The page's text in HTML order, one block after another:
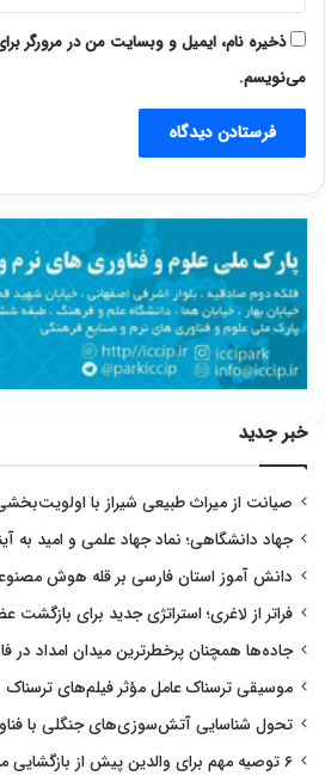
ذخیره نام، ایمیل و وبسایت من در مرورگر
می‌نویسم.
خبر جدید
صیانت از میراث طبیعی شیراز با
جهاد دانشگاهی؛ نماد جهاد علمی و امید به
دانش آموز استان فارسی بر قله هوش
فراتر از لاغری؛ استراتژی جدید برای بازگشت
جاده‌ها همچنان پرخطرترین میدان امداد در
موسیقی ترسناک عامل مؤثر فیلم‌های ترسناک
تحول شناسایی آتش‌سوزی‌های جنگلی با
۶ توصیه مهم برای والدین پیش از بازگشایی مدارس